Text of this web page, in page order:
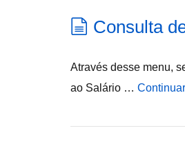
Consulta
Através desse menu,
ao Salário …